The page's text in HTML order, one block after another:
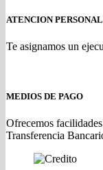
ATENCION
Te asignamos un
MEDIOS DE PAGO
Ofrecemos
Transferencia